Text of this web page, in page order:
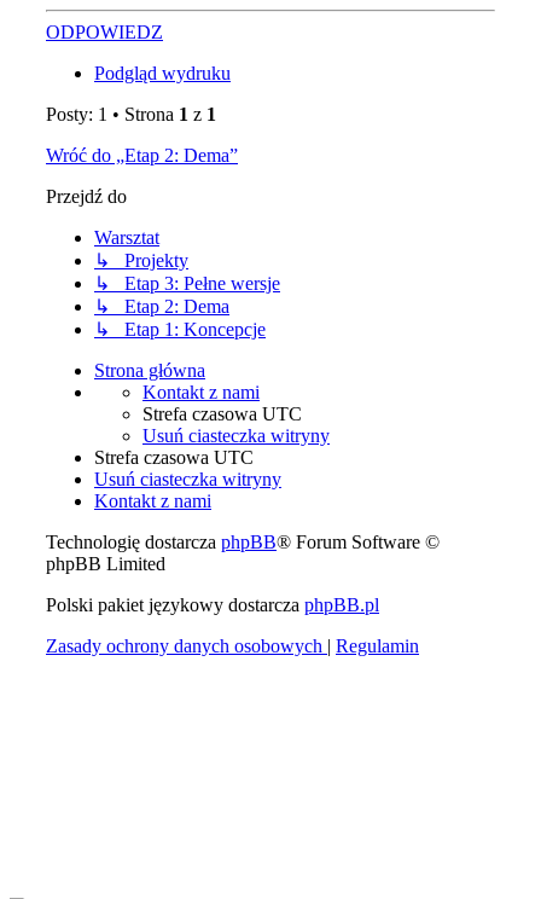
ODPOWIEDZ
Podgląd wydruku
Posty: 1 • Strona 1 z 1
Wróć do „Etap 2: Dema”
Przejdź do
Warsztat
↳ Projekty
↳ Etap 3: Pełne wersje
↳ Etap 2: Dema
↳ Etap 1: Koncepcje
Strona główna
Kontakt z nami
Strefa czasowa UTC
Usuń ciasteczka witryny
Strefa czasowa UTC
Usuń ciasteczka witryny
Kontakt z nami
Technologię dostarcza phpBB® Forum Software ©
phpBB Limited
Polski pakiet językowy dostarcza phpBB.pl
Zasady ochrony danych osobowych | Regulamin